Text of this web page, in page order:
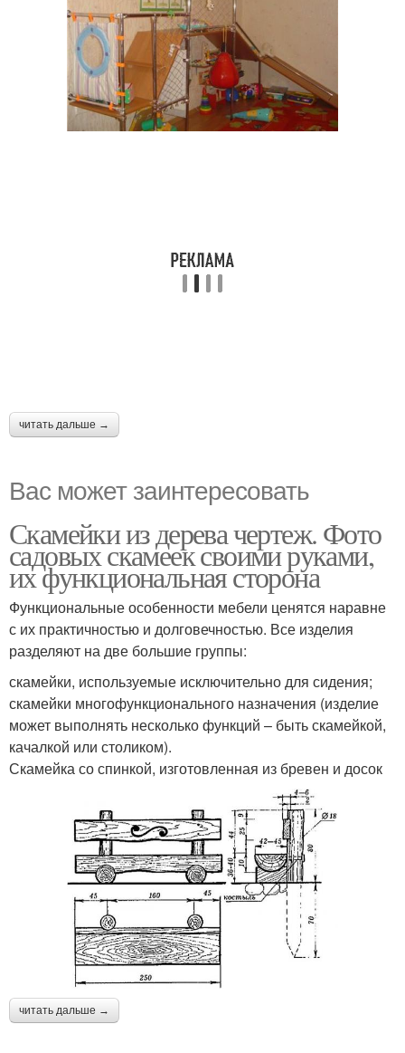
читать дальше →
Вас может заинтересовать
Скамейки из дерева чертеж. Фото
садовых скамеек своими руками,
их функциональная сторона
Функциональные особенности мебели ценятся наравне
с их практичностью и долговечностью. Все изделия
разделяют на две большие группы:
скамейки, используемые исключительно для сидения;
скамейки многофункционального назначения (изделие
может выполнять несколько функций – быть скамейкой,
качалкой или столиком).
Скамейка со спинкой, изготовленная из бревен и досок
читать дальше →